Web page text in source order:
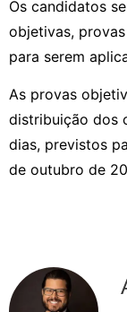
Os candidatos
objetivas,
para serem
As provas
distribuição dos
dias, previstos
de outubro de